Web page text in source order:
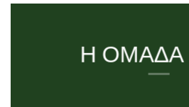
Η